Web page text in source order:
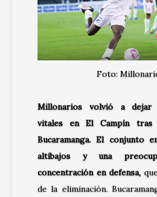
Foto:
Millonarios volvió a dejar
vitales en El Campín tras
Bucaramanga. El conjunto
altibajos y una
concentración en defensa,
de la eliminación.